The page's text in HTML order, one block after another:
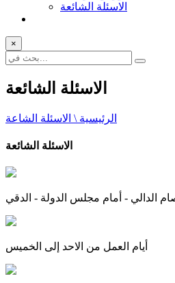
الاسئلة الشائعة
×
الاسئلة الشائعة
الرئيسية \ الاسئلة الشاعة
الاسئلة الشائعة
أيام العمل من الاحد إلى الخميس